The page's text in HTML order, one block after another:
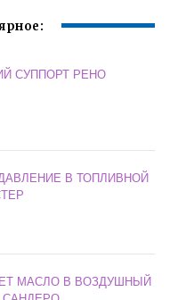
СУППОРТ РЕНО
В ТОПЛИВНОЙ
МАСЛО В ВОЗДУШНЫЙ